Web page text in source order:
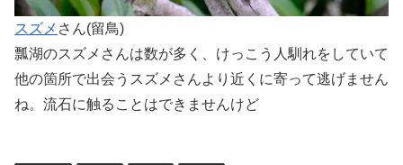
スズメ さん(留鳥)
瓢湖のスズメさんは数が多く、けっこう人馴れをしていて
他の箇所で出会うスズメさんより近くに寄って逃げません
ね。流石に触ることはできませんけど